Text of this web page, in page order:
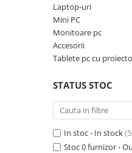
Telefoane clasice
Piese si accesorii telefoane
Producatori telefoane
Telefoane mobile RugOne
Telefoane mobile Doogee
Telefoane mobile Oukitel
Telefoane mobile Ulefone
Telefoane mobile Unihertz
Telefoane mobile Cubot
Laptop-uri
Mini PC
Monitoare pc
Accesorii
Tablete pc cu
STATUS STOC
In stoc - In stock
Stoc 0 furnizor -